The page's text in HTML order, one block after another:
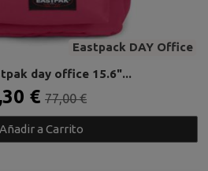
Eastpack DAY Office
day office 15.6"...
€ 77,00 €
Añadir a Carrito